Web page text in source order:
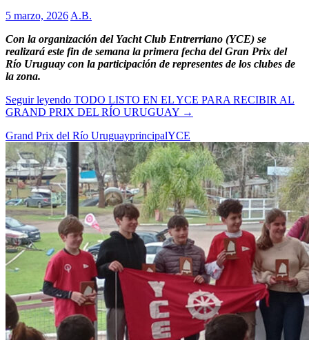
5 marzo, 2026 A.B.
Con la organización del Yacht Club Entrerriano (YCE) se
realizará este fin de semana la primera fecha del Gran Prix del
Río Uruguay con la participación de representes de los clubes de
la zona.
Seguir leyendo TODO LISTO EN EL YCE PARA RECIBIR AL
GRAND PRIX DEL RÍO URUGUAY →
Grand Prix del Río UruguayprincipalYCE